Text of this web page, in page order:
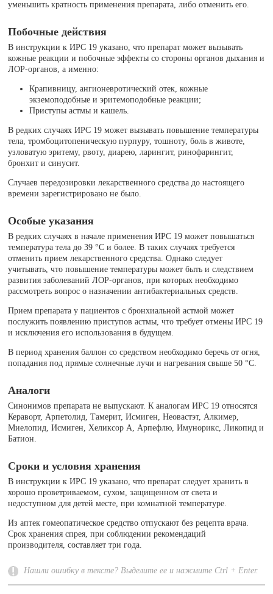
уменьшить кратность применения препарата, либо отменить его.
Побочные действия
В инструкции к ИРС 19 указано, что препарат может вызывать
кожные реакции и побочные эффекты со стороны органов дыхания и
ЛОР-органов, а именно:
Крапивницу, ангионевротический отек, кожные
экземоподобные и эритемоподобные реакции;
Приступы астмы и кашель.
В редких случаях ИРС 19 может вызывать повышение температуры
тела, тромбоцитопеническую пурпуру, тошноту, боль в животе,
узловатую эритему, рвоту, диарею, ларингит, ринофарингит,
бронхит и синусит.
Случаев передозировки лекарственного средства до настоящего
времени зарегистрировано не было.
Особые указания
В редких случаях в начале применения ИРС 19 может повышаться
температура тела до 39 °C и более. В таких случаях требуется
отменить прием лекарственного средства. Однако следует
учитывать, что повышение температуры может быть и следствием
развития заболеваний ЛОР-органов, при которых необходимо
рассмотреть вопрос о назначении антибактериальных средств.
Прием препарата у пациентов с бронхиальной астмой может
послужить появлению приступов астмы, что требует отмены ИРС 19
и исключения его использования в будущем.
В период хранения баллон со средством необходимо беречь от огня,
попадания под прямые солнечные лучи и нагревания свыше 50 °C.
Аналоги
Синонимов препарата не выпускают. К аналогам ИРС 19 относятся
Кераворт, Арпетолид, Тамерит, Исмиген, Неовастэт, Алкимер,
Миелопид, Исмиген, Хеликсор А, Арпефлю, Имунорикс, Ликопид и
Батион.
Сроки и условия хранения
В инструкции к ИРС 19 указано, что препарат следует хранить в
хорошо проветриваемом, сухом, защищенном от света и
недоступном для детей месте, при комнатной температуре.
Из аптек гомеопатическое средство отпускают без рецепта врача.
Срок хранения спрея, при соблюдении рекомендаций
производителя, составляет три года.
Нашли ошибку в тексте? Выделите ее и нажмите Ctrl + Enter.